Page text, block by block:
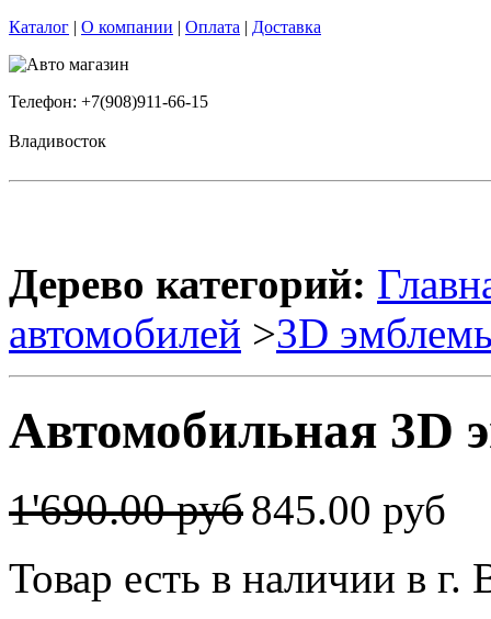
Каталог | О компании | Оплата | Доставка
Телефон: +7(908)911-66-15
Владивосток
Дерево категорий:
автомобилей >3D
Автомобильная 3D
1'690.00 руб845.00 руб
Товар есть в наличии в г.